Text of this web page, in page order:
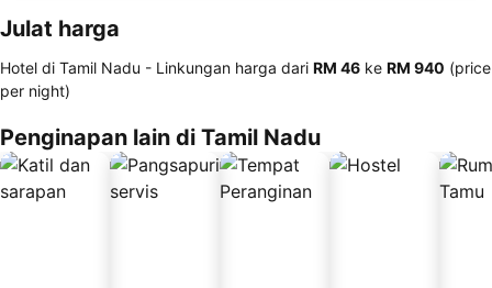
Julat harga
Hotel di Tamil Nadu - Linkungan harga dari ‎RM 46 ke ‎RM 940 (price
per night)
Penginapan lain di Tamil Nadu